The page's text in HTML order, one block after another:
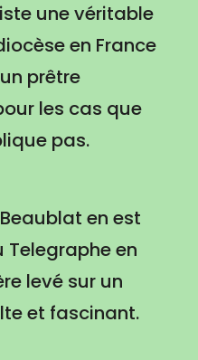
une véritable
en France
prêtre
les cas que
pas.
en est
Telegraphe en
levé sur un
et fascinant.